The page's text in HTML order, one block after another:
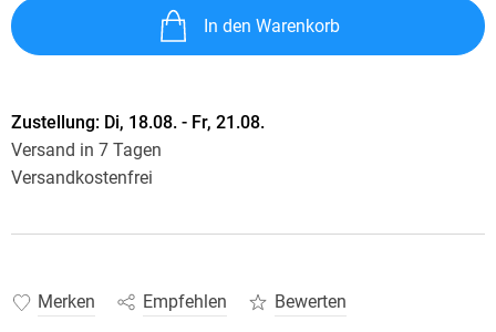
In den Warenkorb
Zustellung: Di, 18.08. - Fr, 21.08.
Versand in 7 Tagen
Versandkostenfrei
Merken Empfehlen Bewerten